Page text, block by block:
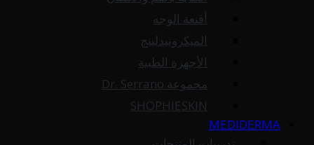
أقنعة الوجه
الميكرونيدلينج
الأجهزة الطبية
مجموعة Dr. Serrano
SHOPHIESKIN
MEDIDERMA